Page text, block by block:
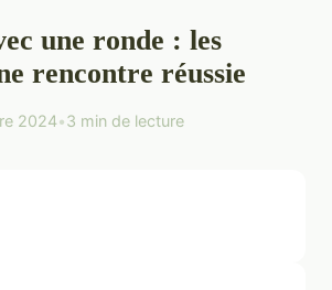
une ronde : les
rencontre réussie
2024•3 min de lecture